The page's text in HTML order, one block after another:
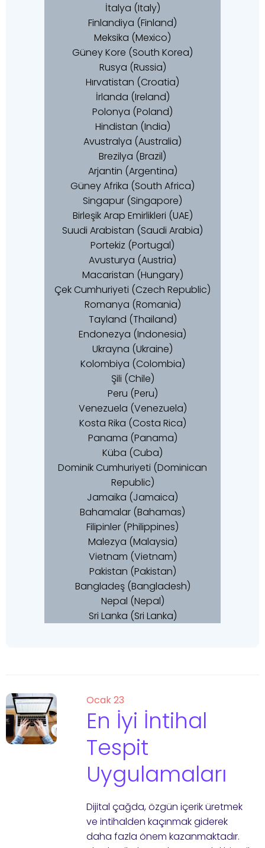
İtalya (Italy)
Finlandiya (Finland)
Meksika (Mexico)
Güney Kore (South Korea)
Rusya (Russia)
Hırvatistan (Croatia)
İrlanda (Ireland)
Polonya (Poland)
Hindistan (India)
Avustralya (Australia)
Brezilya (Brazil)
Arjantin (Argentina)
Güney Afrika (South Africa)
Singapur (Singapore)
Birleşik Arap Emirlikleri (UAE)
Suudi Arabistan (Saudi Arabia)
Portekiz (Portugal)
Avusturya (Austria)
Macaristan (Hungary)
Çek Cumhuriyeti (Czech Republic)
Romanya (Romania)
Tayland (Thailand)
Endonezya (Indonesia)
Ukrayna (Ukraine)
Kolombiya (Colombia)
Şili (Chile)
Peru (Peru)
Venezuela (Venezuela)
Kosta Rika (Costa Rica)
Panama (Panama)
Küba (Cuba)
Dominik Cumhuriyeti (Dominican
Republic)
Jamaika (Jamaica)
Bahamalar (Bahamas)
Filipinler (Philippines)
Malezya (Malaysia)
Vietnam (Vietnam)
Pakistan (Pakistan)
Bangladeş (Bangladesh)
Nepal (Nepal)
Sri Lanka (Sri Lanka)
Ocak 23
En İyi İntihal
Tespit
Uygulamaları
Dijital çağda, özgün içerik üretmek
ve intihalden kaçınmak giderek
daha fazla önem kazanmaktadır.